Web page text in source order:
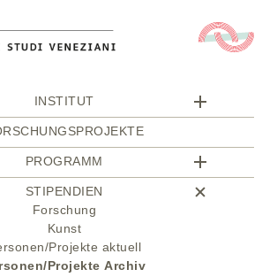
INSTITUT
PROGRAMM
STIPENDIEN
Forschung
Kunst
Projekte aktuell
Projekte Archiv